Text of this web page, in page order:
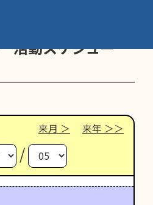
活動スケジュー
来月 来年
/